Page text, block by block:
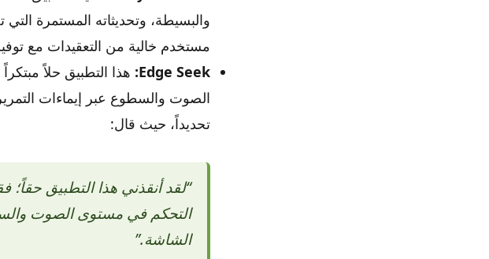
والبسيطة، وتحديثاته المستمرة
مستخدم خالية من التعقيدات مع
Edge Seek: هذا التطبيق حلاً
الصوت والسطوع عبر إيماءات
تحديداً، حيث قال:
“لقد أنقذني هذا التطبيق
التحكم في مستوى الصوت
الشاشة.”